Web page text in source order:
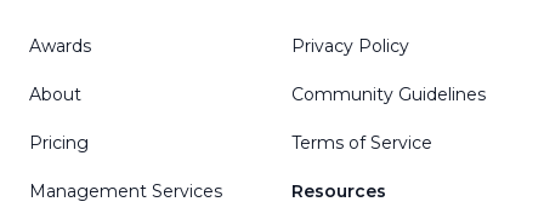
Awards
About
Pricing
Management Services
Privacy Policy
Community Guidelines
Terms of Service
Resources